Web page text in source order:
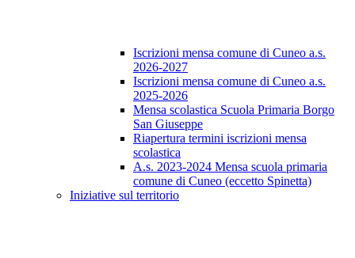
Iscrizioni mensa comune di Cuneo a.s.
2026-2027
Iscrizioni mensa comune di Cuneo a.s.
2025-2026
Mensa scolastica Scuola Primaria Borgo
San Giuseppe
Riapertura termini iscrizioni mensa
scolastica
A.s. 2023-2024 Mensa scuola primaria
comune di Cuneo (eccetto Spinetta)
Iniziative sul territorio